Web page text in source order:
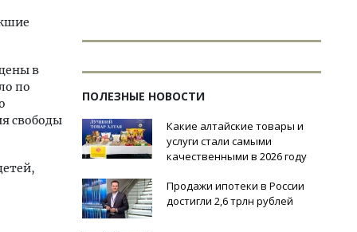
в
по
свободы
ПОЛЕЗНЫЕ НОВОСТИ
Какие алтайские товары и
услуги стали самыми
качественными в 2026 году
Продажи ипотеки в России
достигли 2,6 трлн рублей